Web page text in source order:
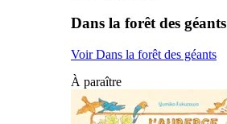
Dans la forêt des géants
Voir Dans la forêt des géants
À paraître